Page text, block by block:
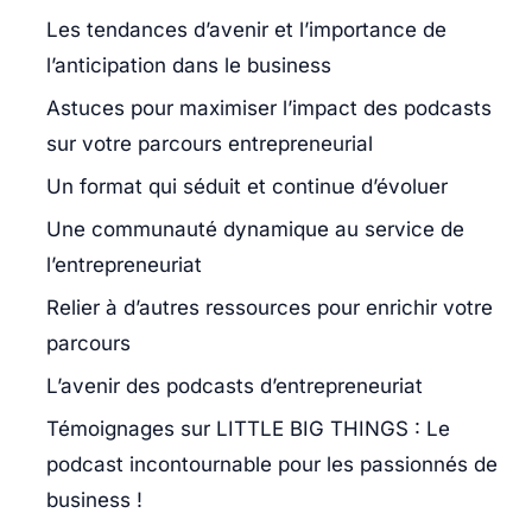
Les tendances d’avenir et l’importance de
l’anticipation dans le business
Astuces pour maximiser l’impact des podcasts
sur votre parcours entrepreneurial
Un format qui séduit et continue d’évoluer
Une communauté dynamique au service de
l’entrepreneuriat
Relier à d’autres ressources pour enrichir votre
parcours
L’avenir des podcasts d’entrepreneuriat
Témoignages sur LITTLE BIG THINGS : Le
podcast incontournable pour les passionnés de
business !